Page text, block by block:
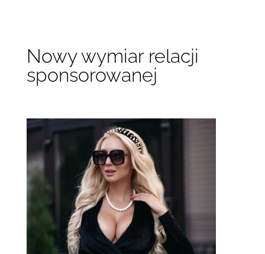
Nowy wymiar relacji
sponsorowanej